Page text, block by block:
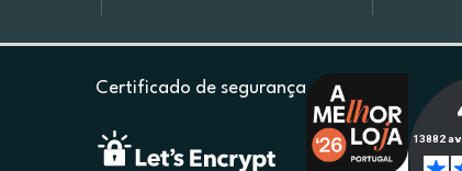
Certificado de segurança